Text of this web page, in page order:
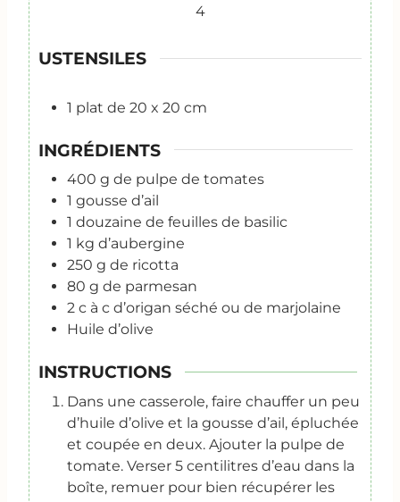
4
USTENSILES
1 plat de 20 x 20 cm
INGRÉDIENTS
400 g de pulpe de tomates
1 gousse d’ail
1 douzaine de feuilles de basilic
1 kg d’aubergine
250 g de ricotta
80 g de parmesan
2 c à c d’origan séché ou de marjolaine
Huile d’olive
INSTRUCTIONS
Dans une casserole, faire chauffer un peu
d’huile d’olive et la gousse d’ail, épluchée
et coupée en deux. Ajouter la pulpe de
tomate. Verser 5 centilitres d’eau dans la
boîte, remuer pour bien récupérer les